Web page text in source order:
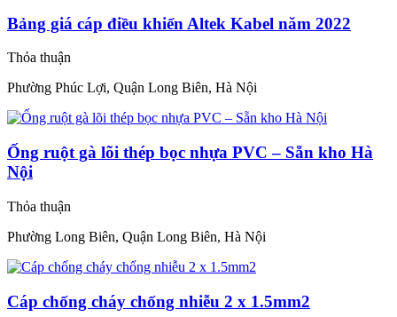
Bảng giá cáp điều khiển Altek Kabel năm 2022
Thỏa thuận
Phường Phúc Lợi, Quận Long Biên, Hà Nội
Ống ruột gà lõi thép bọc nhựa PVC – Sẵn kho Hà
Nội
Thỏa thuận
Phường Long Biên, Quận Long Biên, Hà Nội
Cáp chống cháy chống nhiễu 2 x 1.5mm2